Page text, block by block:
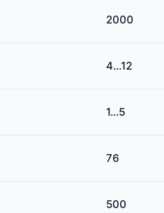
2000
4…12
1…5
76
500